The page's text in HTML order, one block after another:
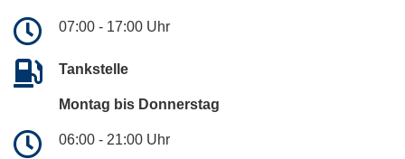
07:00 - 17:00 Uhr
Tankstelle
Montag bis Donnerstag
06:00 - 21:00 Uhr